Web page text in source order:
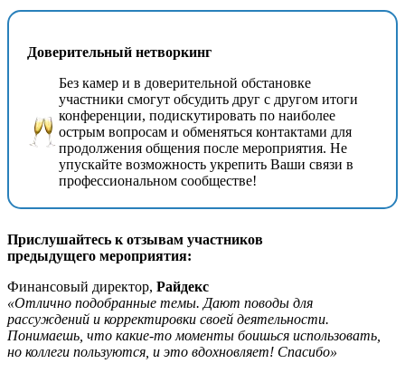
Доверительный нетворкинг
Без камер и в доверительной обстановке
участники смогут обсудить друг с другом итоги
конференции, подискутировать по наиболее
острым вопросам и обменяться контактами для
продолжения общения после мероприятия. Не
упускайте возможность укрепить Ваши связи в
профессиональном сообществе!
Прислушайтесь к отзывам участников
предыдущего мероприятия:
Финансовый директор, Райдекс
«Отлично подобранные темы. Дают поводы для
рассуждений и корректировки своей деятельности.
Понимаешь, что какие-то моменты боишься использовать,
но коллеги пользуются, и это вдохновляет! Спасибо»